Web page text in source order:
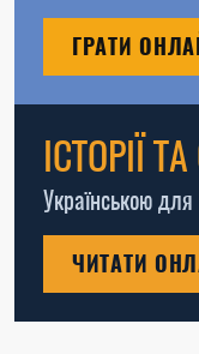
ГРАТИ
ІСТОРІЇ
Українською для
ЧИТАТИ